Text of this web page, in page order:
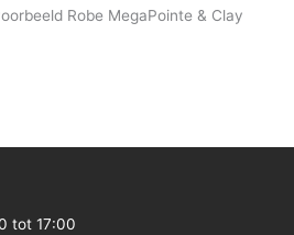
Robe MegaPointe & Clay
tot 17:00